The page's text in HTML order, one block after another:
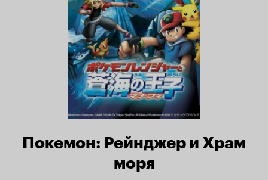
Покемон: Рейнджер и Храм
моря